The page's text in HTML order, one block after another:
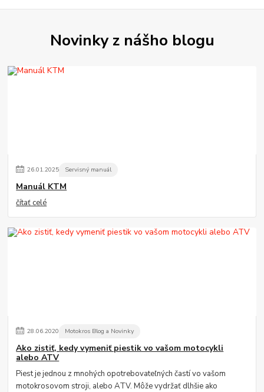
Novinky z nášho blogu
26.01.2025 Servisný manuál
Manuál KTM
čítať celé
28.06.2020 Motokros Blog a Novinky
Ako zistiť, kedy vymeniť piestik vo vašom motocykli
alebo ATV
Piest je jednou z mnohých opotrebovateľných častí vo vašom
motokrosovom stroji, alebo ATV. Môže vydržať dlhšie ako